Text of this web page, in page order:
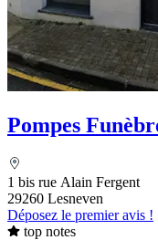
Pompes
1 bis rue Alain Fergent
29260 Lesneven
Déposez le premier avis !
top notes